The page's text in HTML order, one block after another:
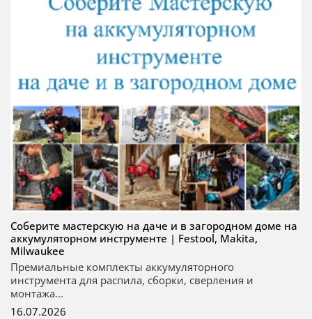
Соберите мастерскую на даче и в загородном доме на
аккумуляторном инструменте | Festool, Makita,
Milwaukee
Премиальные комплекты аккумуляторного
инструмента для распила, сборки, сверления и
монтажа...
16.07.2026